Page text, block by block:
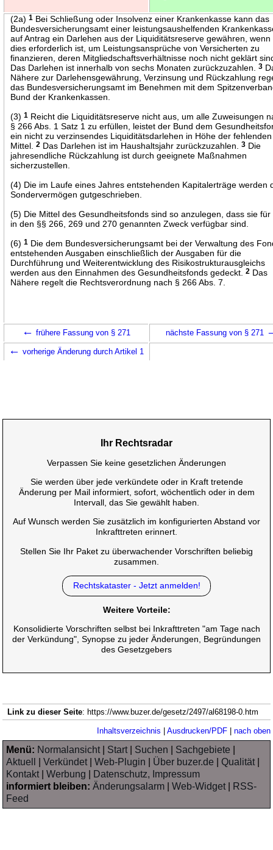
(2a)1 Bei Schließung oder Insolvenz einer Krankenkasse kann das
Bundesversicherungsamt einer leistungsaushelfenden
auf Antrag ein Darlehen aus der Liquiditätsreserve gewähren, wenn
dies erforderlich ist, um Leistungsansprüche von Versicherten zu
finanzieren, deren Mitgliedschaftsverhältnisse noch nicht geklärt
Das Darlehen ist innerhalb von sechs Monaten zurückzuzahlen.3
Nähere zur Darlehensgewährung, Verzinsung und Rückzahlung
das Bundesversicherungsamt im Benehmen mit dem
Bund der Krankenkassen.
(3)1 Reicht die Liquiditätsreserve nicht aus, um alle Zuweisungen
§ 266 Abs. 1 Satz 1 zu erfüllen, leistet der Bund dem
ein nicht zu verzinsendes Liquiditätsdarlehen in Höhe der fehlenden
Mittel.2 Das Darlehen ist im Haushaltsjahr zurückzuzahlen.3 Die
jahresendliche Rückzahlung ist durch geeignete Maßnahmen
sicherzustellen.
(4) Die im Laufe eines Jahres entstehenden Kapitalerträge werden
Sondervermögen gutgeschrieben.
(5) Die Mittel des Gesundheitsfonds sind so anzulegen, dass sie für
in den §§ 266, 269 und 270 genannten Zweck verfügbar sind.
(6)1 Die dem Bundesversicherungsamt bei der Verwaltung des
entstehenden Ausgaben einschließlich der Ausgaben für die
Durchführung und Weiterentwicklung des Risikostrukturausgleichs
werden aus den Einnahmen des Gesundheitsfonds gedeckt.2 Das
Nähere regelt die Rechtsverordnung nach § 266 Abs. 7.
← frühere Fassung von § 271 nächste Fassung von § 271
← vorherige Änderung durch Artikel 1
Ihr Rechtsradar
Verpassen Sie keine gesetzlichen Änderungen
Sie werden über jede verkündete oder in Kraft tretende
Änderung per Mail informiert, sofort, wöchentlich oder in dem
Intervall, das Sie gewählt haben.
Auf Wunsch werden Sie zusätzlich im konfigurierten Abstand vor
Inkrafttreten erinnert.
Stellen Sie Ihr Paket zu überwachender Vorschriften beliebig
zusammen.
Rechtskataster - Jetzt anmelden!
Weitere Vorteile:
Konsolidierte Vorschriften selbst bei Inkrafttreten "am Tage nach
der Verkündung", Synopse zu jeder Änderungen, Begründungen
des Gesetzgebers
Link zu dieser Seite: https://www.buzer.de/gesetz/2497/al68198-0.htm
Inhaltsverzeichnis Ausdrucken/PDF| nach oben
Menü: Normalansicht| Start| Suchen Sachgebiete
Aktuell
|Verkündet|Web-Plugin Über buzer.de |Qualität|
Kontakt|Werbung
Datenschutz, Impressum
informiert bleiben: Änderungsalarm |Web-Widget|
RSS-
Feed